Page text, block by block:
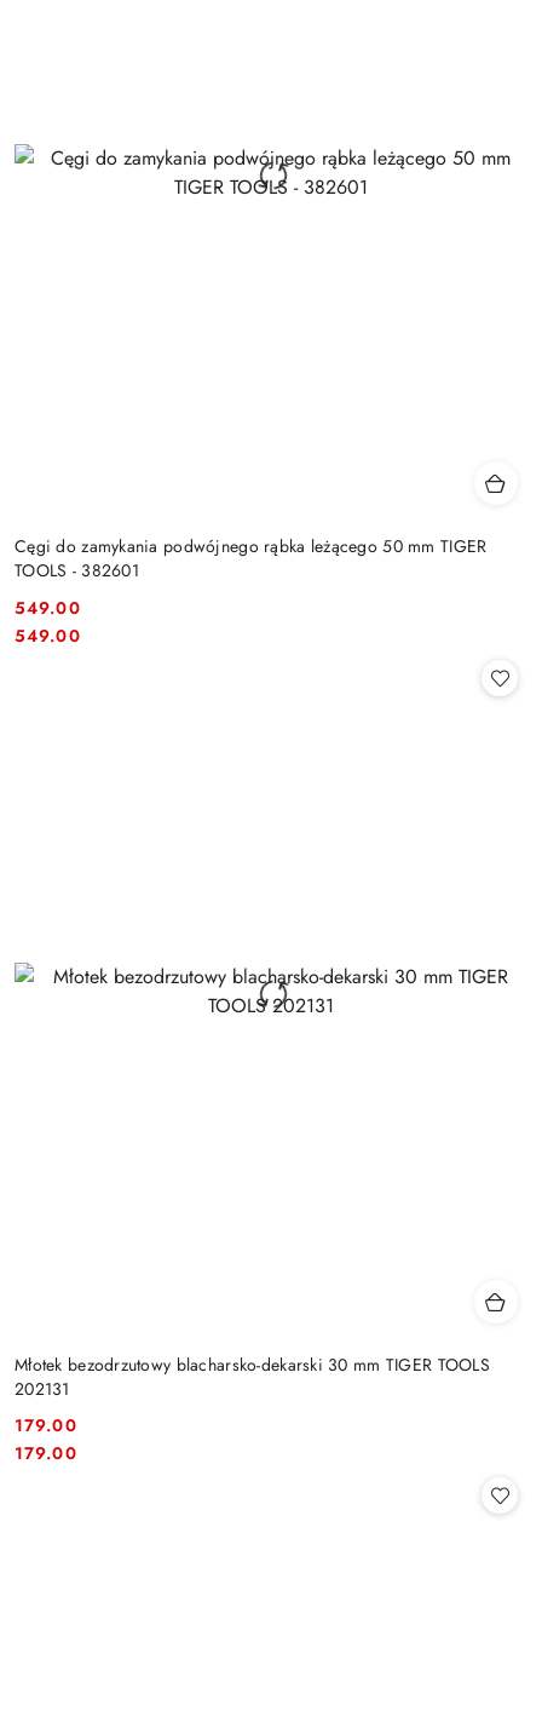
Cęgi do zamykania podwójnego rąbka leżącego 50 mm TIGER
TOOLS - 382601
Cena:
549.00
Cena:
549.00
Młotek bezodrzutowy blacharsko-dekarski 30 mm TIGER TOOLS
202131
Cena:
179.00
Cena:
179.00